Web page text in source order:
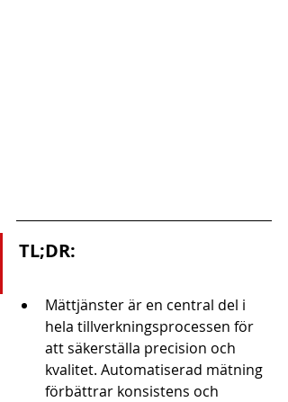
TL;DR:
Mättjänster är en central del i
hela tillverkningsprocessen för
att säkerställa precision och
kvalitet. Automatiserad mätning
förbättrar konsistens och